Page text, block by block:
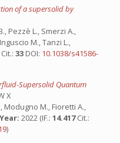
of a supersolid by
Pezzè L., Smerzi A.,
M., Tanzi L.,
Cit.: 33 DOI: 10.1038/s41586-
Supersolid Quantum
X
Modugno M., Fioretti A.,
Year: 2022 (IF.: 14.417Cit.:
)